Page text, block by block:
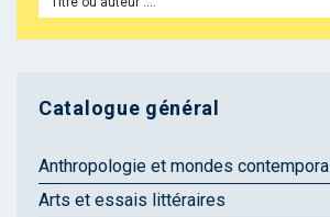
Catalogue général
Anthropologie et mondes
Arts et essais littéraires